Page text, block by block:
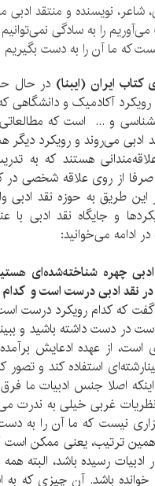
نویسنده و منتقد ادبی
را به سادگی نمی‌توانیم
که ما آن را به دست بگیریم
کتاب ایران (ایبنا) در حال
آکادمیک و دانشگاهی
و ... است که
ادبی می‌روند و رویکرد
هستند که به
از روی علاقه شخصی در
طریق به حوزه نقد ادبی
و جایگاه نقد ادبی
ادامه می‌خوانید:
چهره شناخته‌شده‌ای
نقد ادبی درست است و کدام
که کدام رویکرد درست است
در دست داشته باشید و
است، از عهده‌ ادعایش
استفاده کند و
اصلا جنس ادبیات ما
غربی خیلی به ندرت
نیست که ما آن را به
همین ترتیب، یعنی ممکن
رسیده باشد، البته
باشد. آن چیزی که به